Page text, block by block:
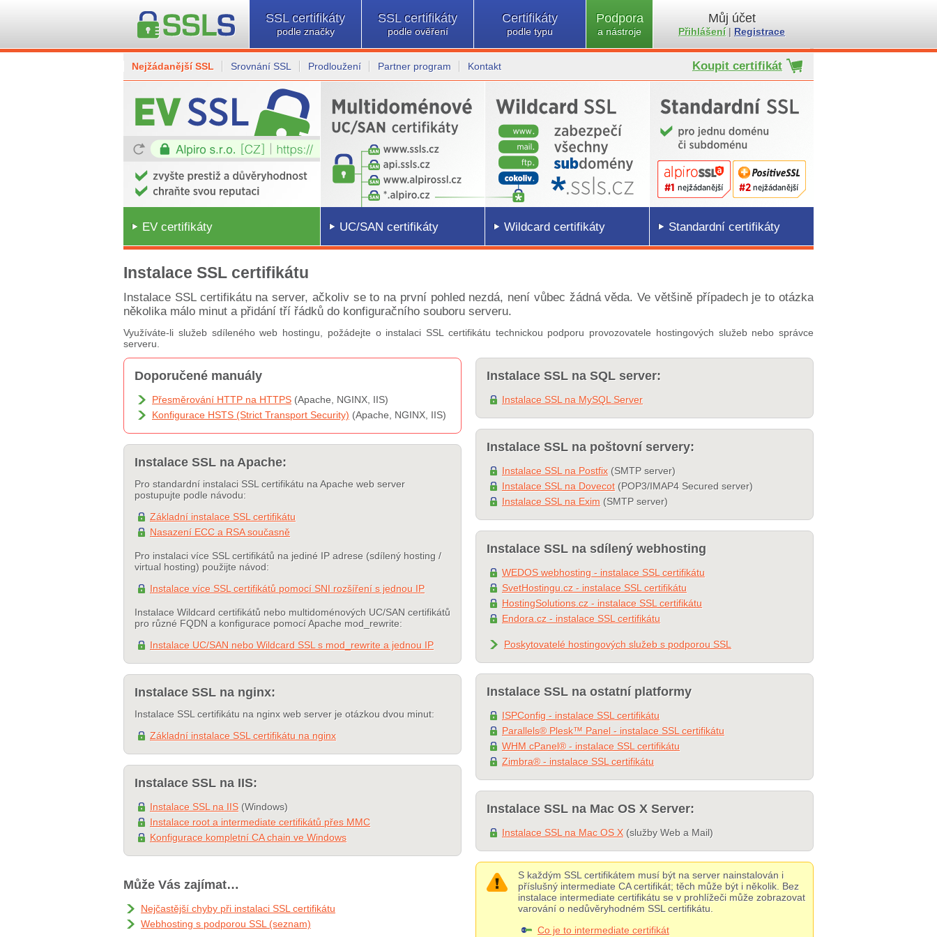
SSL certifikáty
podle značky
SSL certifikáty
podle ověření
Certifikáty
podle typu
Podpora
a nástroje
Můj účet
Přihlášení| Registrace
Nejžádanější SSL Srovnání SSL Prodloužení Partner program Kontakt Koupit certifikát
EV certifikáty UC/SAN certifikáty Wildcard certifikáty Standardní certifikáty
Instalace SSL certifikátu
Instalace SSL certifikátu na server, ačkoliv se to na první pohled nezdá, není vůbec žádná věda. Ve většině případech je to otázka
několika málo minut a přidání tří řádků do konfiguračního souboru serveru.
Využíváte-li služeb sdíleného web hostingu, požádejte o instalaci SSL certifikátu technickou podporu provozovatele hostingových služeb nebo správce
serveru.
Doporučené manuály
Přesměrování HTTP na HTTPS (Apache, NGINX, IIS)
Konfigurace HSTS (Strict Transport Security) (Apache, NGINX, IIS)
Instalace SSL na Apache:
Pro standardní instalaci SSL certifikátu na Apache web server
postupujte podle návodu:
Základní instalace SSL certifikátu
Nasazení ECC a RSA současně
Pro instalaci více SSL certifikátů na jediné IP adrese (sdílený hosting /
virtual hosting) použijte návod:
Instalace více SSL certifikátů pomocí SNI rozšíření s jednou IP
Instalace Wildcard certifikátů nebo multidoménových UC/SAN certifikátů
pro různé FQDN a konfigurace pomocí Apache mod_rewrite:
Instalace UC/SAN nebo Wildcard SSL s mod_rewrite a jednou IP
Instalace SSL na nginx:
Instalace SSL certifikátu na nginx web server je otázkou dvou minut:
Základní instalace SSL certifikátu na nginx
Instalace SSL na IIS:
Instalace SSL na IIS (Windows)
Instalace root a intermediate certifikátů přes MMC
Konfigurace kompletní CA chain ve Windows
Může Vás zajímat…
Nejčastější chyby při instalaci SSL certifikátu
Webhosting s podporou SSL (seznam)
Instalace SSL na SQL server:
Instalace SSL na MySQL Server
Instalace SSL na poštovní servery:
Instalace SSL na Postfix (SMTP server)
Instalace SSL na Dovecot (POP3/IMAP4 Secured server)
Instalace SSL na Exim (SMTP server)
Instalace SSL na sdílený webhosting
WEDOS webhosting - instalace SSL certifikátu
SvetHostingu.cz - instalace SSL certifikátu
HostingSolutions.cz - instalace SSL certifikátu
Endora.cz - instalace SSL certifikátu
Poskytovatelé hostingových služeb s podporou SSL
Instalace SSL na ostatní platformy
ISPConfig - instalace SSL certifikátu
Parallels® Plesk™ Panel - instalace SSL certifikátu
WHM cPanel® - instalace SSL certifikátu
Zimbra® - instalace SSL certifikátu
Instalace SSL na Mac OS X Server:
Instalace SSL na Mac OS X (služby Web a Mail)
S každým SSL certifikátem musí být na server nainstalován i
příslušný intermediate CA certifikát; těch může být i několik. Bez
instalace intermediate certifikátu se v prohlížeči může zobrazovat
varování o nedůvěryhodném SSL certifikátu.
Co je to intermediate certifikát